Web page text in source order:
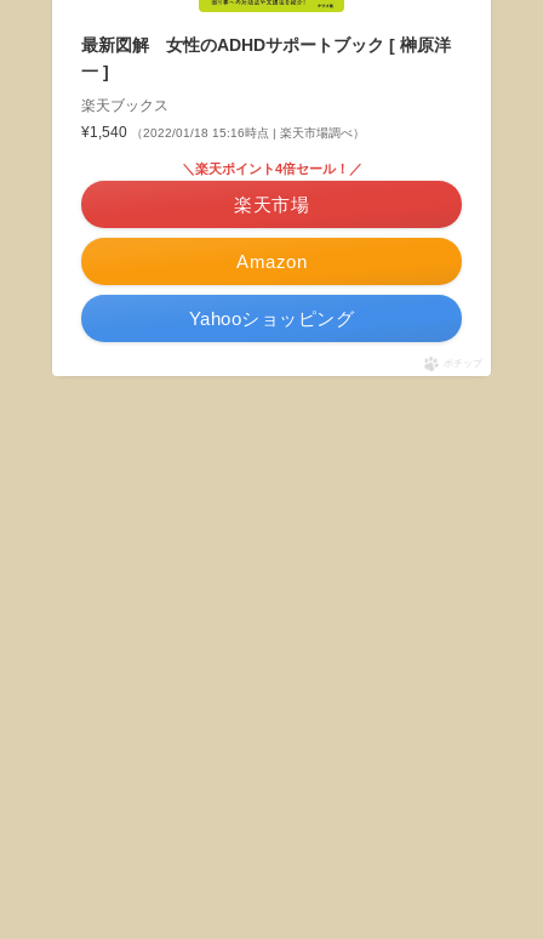
最新図解 女性のADHDサポートブック [ 榊原洋
一 ]
楽天ブックス
¥1,540
（2022/01/18 15:16時点 | 楽天市場調べ）
Amazon
＼楽天ポイント4倍セール！／
楽天市場
Yahooショッピング
ポチップ